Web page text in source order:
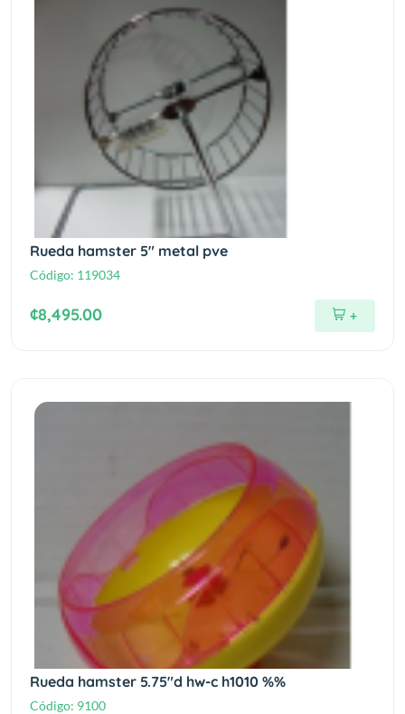
Rueda hamster 5" metal pve
Código: 119034
¢8,495.00 +
Rueda hamster 5.75"d hw-c h1010 %%
Código: 9100